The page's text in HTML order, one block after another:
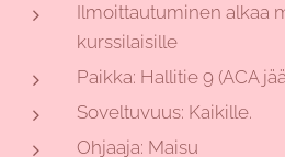
Ilmoittautuminen alkaa
kurssilaisille
Paikka: Hallitie 9 (ACA
Soveltuvuus: Kaikille.
Ohjaaja: Maisu